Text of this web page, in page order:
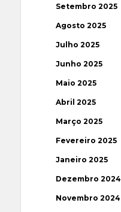
Setembro 2025
Agosto 2025
Julho 2025
Junho 2025
Maio 2025
Abril 2025
Março 2025
Fevereiro 2025
Janeiro 2025
Dezembro 2024
Novembro 2024